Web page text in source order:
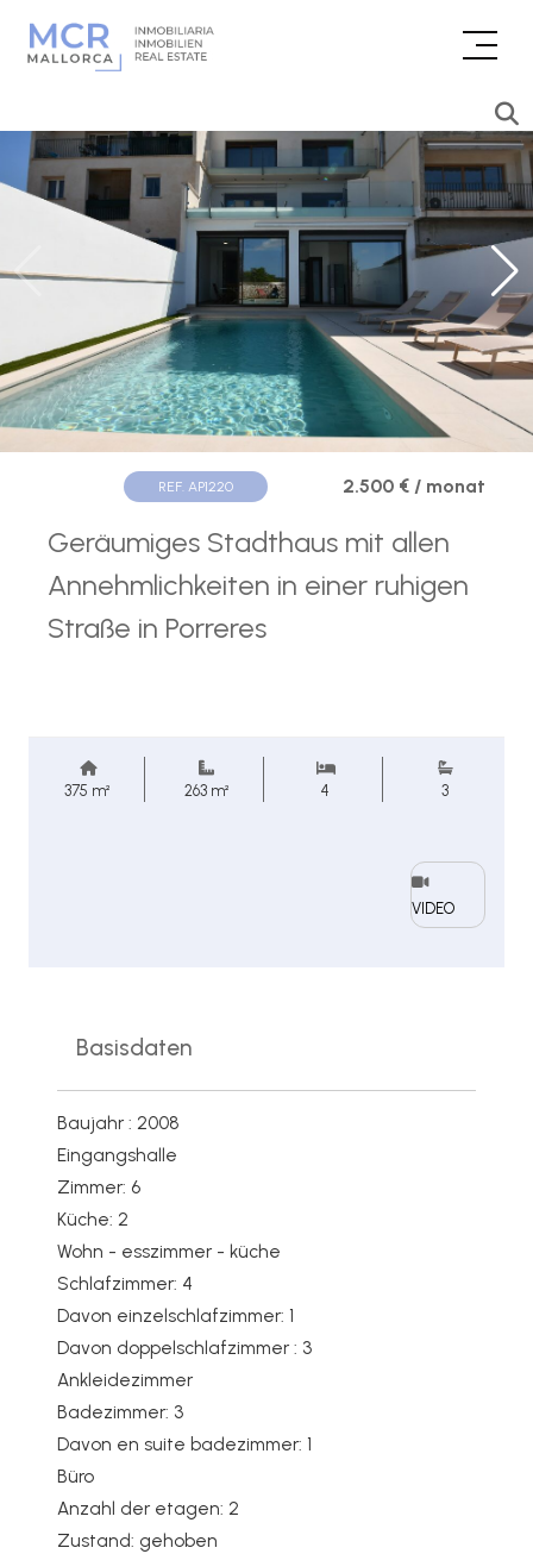
REF. AP1220 2.500 € / monat
Geräumiges Stadthaus mit allen
Annehmlichkeiten in einer ruhigen
Straße in Porreres
375 m² 263 m² 4 3
VIDEO
Basisdaten
Baujahr : 2008
Eingangshalle
Zimmer: 6
Küche: 2
Wohn - esszimmer - küche
Schlafzimmer: 4
Davon einzelschlafzimmer: 1
Davon doppelschlafzimmer : 3
Ankleidezimmer
Badezimmer: 3
Davon en suite badezimmer: 1
Büro
Anzahl der etagen: 2
Zustand: gehoben